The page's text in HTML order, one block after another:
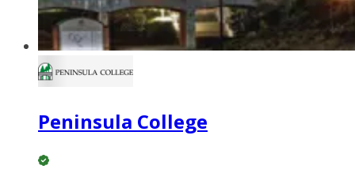
Peninsula College